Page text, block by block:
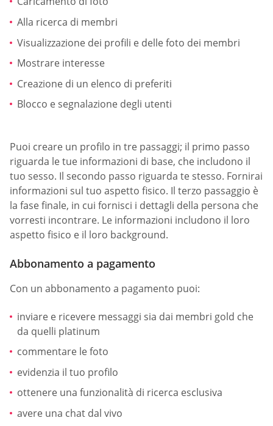
Alla ricerca di membri
Visualizzazione dei profili e delle foto dei membri
Mostrare interesse
Creazione di un elenco di preferiti
Blocco e segnalazione degli utenti
Puoi creare un profilo in tre passaggi; il primo passo
riguarda le tue informazioni di base, che includono il
tuo sesso. Il secondo passo riguarda te stesso. Fornirai
informazioni sul tuo aspetto fisico. Il terzo passaggio è
la fase finale, in cui fornisci i dettagli della persona che
vorresti incontrare. Le informazioni includono il loro
aspetto fisico e il loro background.
Abbonamento a pagamento
Con un abbonamento a pagamento puoi:
inviare e ricevere messaggi sia dai membri gold che
da quelli platinum
commentare le foto
evidenzia il tuo profilo
ottenere una funzionalità di ricerca esclusiva
avere una chat dal vivo